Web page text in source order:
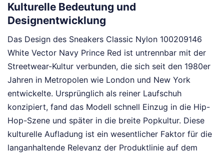
Kulturelle Bedeutung und
Designentwicklung
Das Design des Sneakers Classic Nylon 100209146
White Vector Navy Prince Red ist untrennbar mit der
Streetwear-Kultur verbunden, die sich seit den 1980er
Jahren in Metropolen wie London und New York
entwickelte. Ursprünglich als reiner Laufschuh
konzipiert, fand das Modell schnell Einzug in die Hip-
Hop-Szene und später in die breite Popkultur. Diese
kulturelle Aufladung ist ein wesentlicher Faktor für die
langanhaltende Relevanz der Produktlinie auf dem